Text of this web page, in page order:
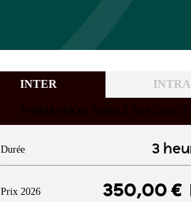
INTER INTRA
FORMATION 100% À DISTANCE
Durée 3
Prix 2026 350,00 €